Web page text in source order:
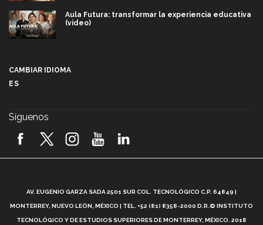
Aula Futura: transformar la experiencia educativa
(video)
2026! (video)
¿Cómo es el Modelo Educativo Tec? (video)
CAMBIAR IDIOMA
ES
Síguenos
AV. EUGENIO GARZA SADA 2501 SUR COL. TECNOLÓGICO C.P. 64849 |
MONTERREY, NUEVO LEÓN, MÉXICO | TEL. +52 (81) 8358-2000 D.R.© INSTITUTO
TECNOLÓGICO Y DE ESTUDIOS SUPERIORES DE MONTERREY, MÉXICO. 2018